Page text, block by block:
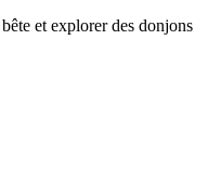
et explorer des donjons